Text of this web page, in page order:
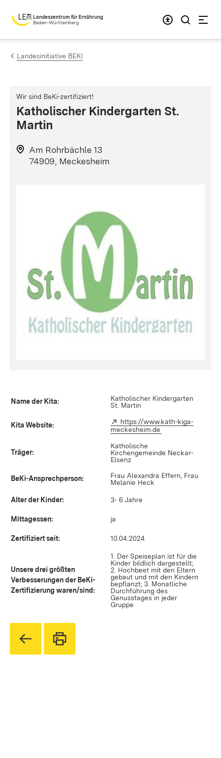
Zum Inhalt springen
Landeszentrum für Ernährung
Baden-Württemberg
Landesinitiative BEKI
Wir sind BeKi-zertifiziert!
Katholischer Kindergarten St.
Martin
Am Rohrbächle 13
74909, Meckesheim
Name der Kita:
Katholischer Kindergarten
St. Martin
Kita Website: Extern:
https://www.kath-kiga-
meckesheim.de
Träger:
Katholische
Kirchengemeinde Neckar-
Elsenz
BeKi-Ansprechperson:
Frau Alexandra Effern, Frau
Melanie Heck
Alter der Kinder: 3- 6 Jahre
Mittagessen: ja
Zertifiziert seit: 10.04.2024
Unsere drei größten
Verbesserungen der BeKi-
Zertifizierung waren/sind:
1. Der Speiseplan ist für die
Kinder bildlich dargestellt;
2. Hochbeet mit den Eltern
gebaut und mit den Kindern
bepflanzt; 3. Monatliche
Durchführung des
Genusstages in jeder
Gruppe